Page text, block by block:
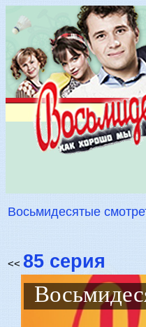
Восьмидесятые
<< 85 серия